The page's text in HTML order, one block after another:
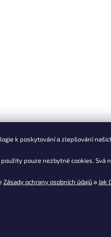
k poskytování a zlepšování
pouze nezbytné cookies. Svá
Zásady ochrany osobních údajůa Jak